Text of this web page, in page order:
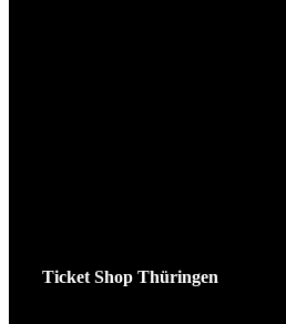
Ticket Shop Thüringen